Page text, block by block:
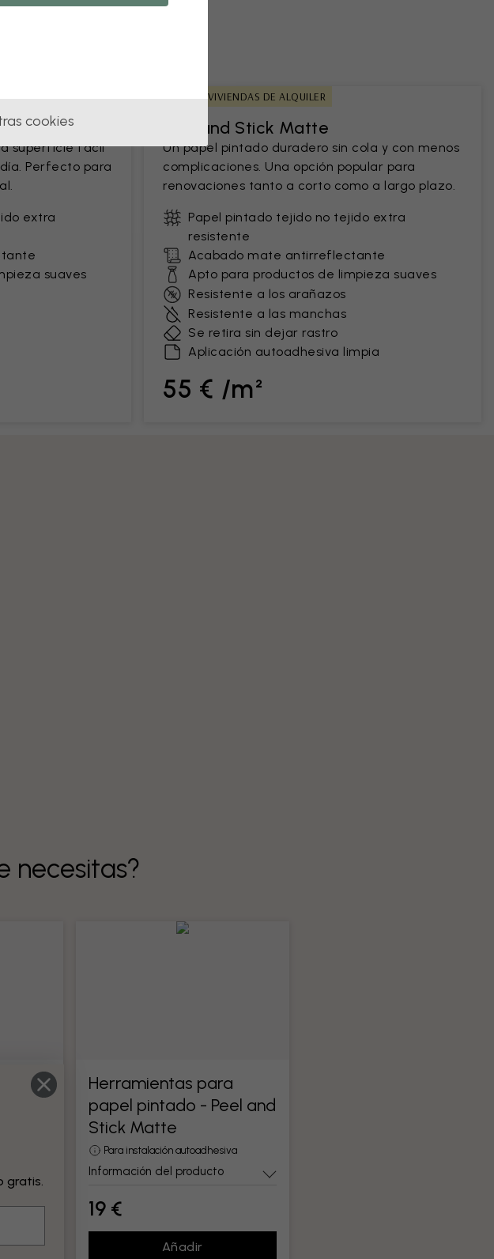
45 cm
superficie fácil
Perfecto para
extra
suaves
IDEAL PARA VIVIENDAS DE ALQUILER
Peel and Stick Matte
Un papel pintado duradero sin cola y con menos
complicaciones. Una opción popular para
renovaciones tanto a corto como a largo plazo.
Papel pintado tejido no tejido extra
resistente
Acabado mate antirreflectante
Apto para productos de limpieza suaves
Resistente a los arañazos
Resistente a las manchas
Se retira sin dejar rastro
Aplicación autoadhesiva limpia
55 € /m²
necesitas?
Herramientas para
papel pintado - Peel and
Stick Matte
Para instalación autoadhesiva
Información del producto
19 €
Añadir
gratis.
cookies